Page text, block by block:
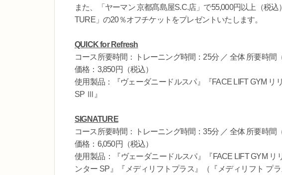
また、「ヤーマン 京都髙島屋S.C.店」で55,000円以上（税
TURE」の20％オフチケットをプレゼントいたします。
QUICK for Refresh
コース所要時間：トレーニング時間：25分 ／ 全体 所要時間
価格：3,850円（税込）
使用製品：『ヴェーダニードルスパ』『FACE LIFT GYM
SP Ⅲ』
SIGNATURE
コース所要時間：トレーニング時間：35分 ／ 全体 所要時間
価格：6,050円（税込）
使用製品：『ヴェーダニードルスパ』『FACE LIFT GYM リ
ンター SP』『メディリフトプラス』（『メディリフト プ